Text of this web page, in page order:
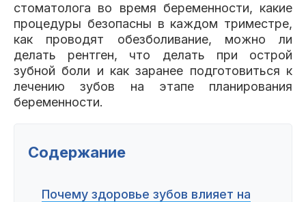
Пациентам База знаний Публикации
Гарантии Информация О компании
стоматолога во время беременности, какие
процедуры безопасны в каждом триместре,
как проводят обезболивание, можно ли
делать рентген, что делать при острой
зубной боли и как заранее подготовиться к
лечению зубов на этапе планирования
беременности.
Содержание
Почему здоровье зубов влияет на